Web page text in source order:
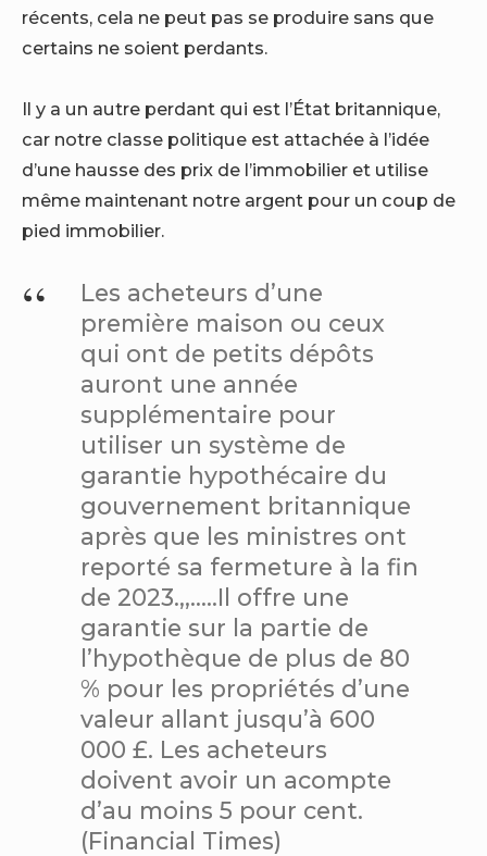
récents, cela ne peut pas se produire sans que
certains ne soient perdants.
Il y a un autre perdant qui est l’État britannique,
car notre classe politique est attachée à l’idée
d’une hausse des prix de l’immobilier et utilise
même maintenant notre argent pour un coup de
pied immobilier.
Les acheteurs d’une
première maison ou ceux
qui ont de petits dépôts
auront une année
supplémentaire pour
utiliser un système de
garantie hypothécaire du
gouvernement britannique
après que les ministres ont
reporté sa fermeture à la fin
de 2023.,,…..Il offre une
garantie sur la partie de
l’hypothèque de plus de 80
% pour les propriétés d’une
valeur allant jusqu’à 600
000 £. Les acheteurs
doivent avoir un acompte
d’au moins 5 pour cent.
(Financial Times)